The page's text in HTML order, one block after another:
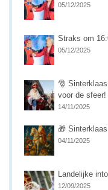
05/12/2025
Straks om
05/12/2025
🎅
voor de sfeer!
14/11/2025
🎁
04/11/2025
Landelijke
12/09/2025